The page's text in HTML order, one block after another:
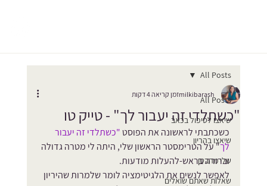
All Posts
שיאצו לטיפול בכאב
שיאצו בהריון
שלי מהבטן
שאלות שאתם שואלים
All Posts
"כשתלדי זה יעבור לך" - טייק טו
milkibarashזמן קריאה 4 דקות
כשכתבתי לראשונה את הפוסט "כשתלדי זה יעבור
לך" על הטרימסטר הראשון שלי, היתה לי מטרה גדולה
וברורה בראש-להעלות מודעות.
לאפשר לנשים את הלגיטימציה לומר שלמרות שהיריון